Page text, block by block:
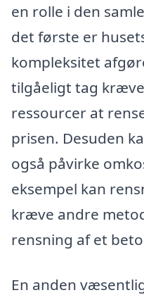
en rolle i den
det første er
kompleksitet
tilgåeligt tag
ressourcer at
prisen. Desuden
også påvirke
eksempel kan
kræve andre
rensning af et
En anden